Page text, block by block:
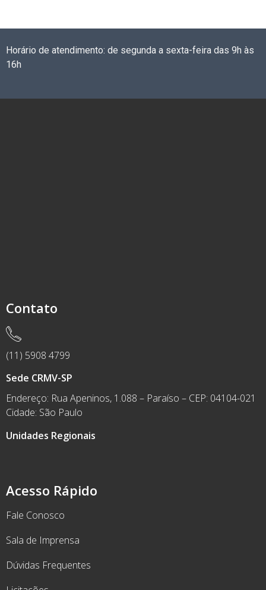
Horário de atendimento: de segunda a sexta-feira das 9h às
16h
Acesso Rápido
Fale Conosco
Sala de Imprensa
Dúvidas Frequentes
Contato
(11) 5908 4799
Sede CRMV-SP
Endereço: Rua Apeninos, 1.088 – Paraíso – CEP: 04104-021
Cidade: São Paulo
Unidades Regionais